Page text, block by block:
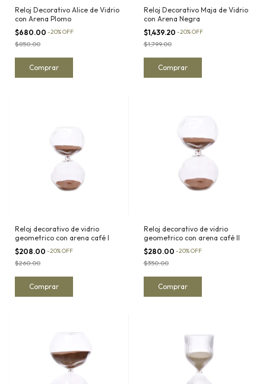
Reloj Decorativo Alice de Vidrio
con Arena Plomo
$680.00 -20%OFF
$850.00
Reloj Decorativo Maja de Vidrio
con Arena Negra
$1,439.20 -20%OFF
$1,799.00
Reloj decorativo de vidrio
geometrico con arena café I
$208.00 -20%OFF
$260.00
Reloj decorativo de vidrio
geometrico con arena café II
$280.00 -20%OFF
$350.00